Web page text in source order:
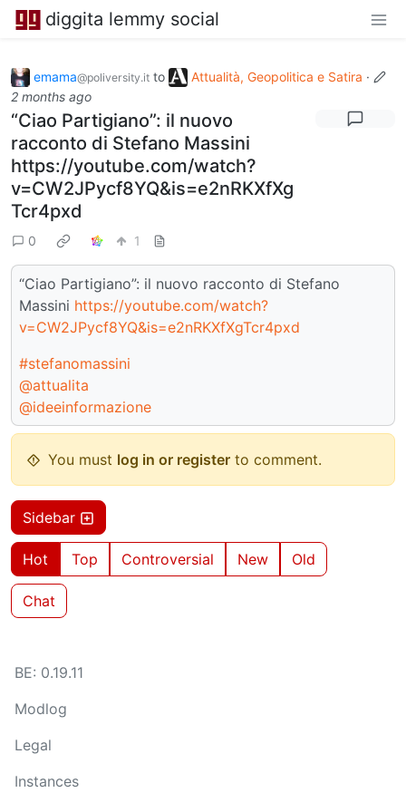
diggita lemmy social
emama@poliversity.it to Attualità, Geopolitica e Satira ·
2 months ago
“Ciao Partigiano”: il nuovo
racconto di Stefano Massini
https://youtube.com/watch?
v=CW2JPycf8YQ&is=e2nRKXfXg
Tcr4pxd
0 1
“Ciao Partigiano”: il nuovo racconto di Stefano
Massini https://youtube.com/watch?
v=CW2JPycf8YQ&is=e2nRKXfXgTcr4pxd
#stefanomassini
@attualita
@ideeinformazione
You must log in or register to comment.
Sidebar
Hot Top Controversial New Old
Chat
BE: 0.19.11
Modlog
Legal
Instances